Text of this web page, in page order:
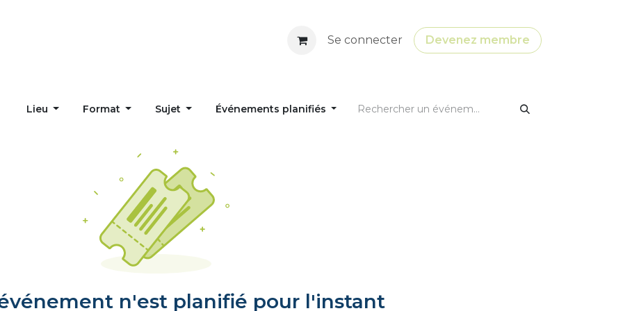
Se connecter Devenez membre
Lieu Format Sujet Événements planifiés
n'est planifié pour l'instant